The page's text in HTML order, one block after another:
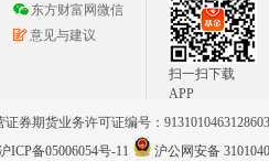
东方财富网微信
意见与建议
扫一扫下载
APP
券期货业务许可证编号：
ICP备05006054号-11 沪公网安备